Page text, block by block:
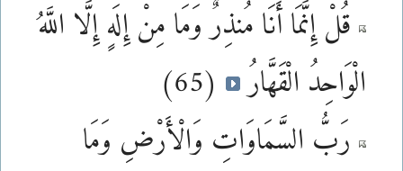
قُلْ إِنَّمَا أَنَا مُنذِرٌ وَمَا مِنْ إِلَهٍ إِلَّا اللَّهُ
الْوَاحِدُ الْقَهَّارُ
(65)
رَبُّ السَّمَاوَاتِ وَالْأَرْضِ وَمَا